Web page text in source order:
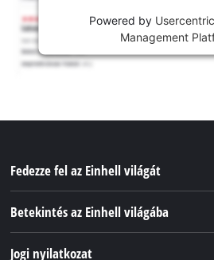
Powered by
Management
Fedezze fel az Einhell világát
Betekintés az Einhell világába
Jogi nyilatkozat